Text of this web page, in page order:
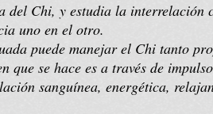
del Chi, y estudia la interrelación
uno en el otro.
puede manejar el Chi tanto
se hace es a través de
sanguínea, energética,